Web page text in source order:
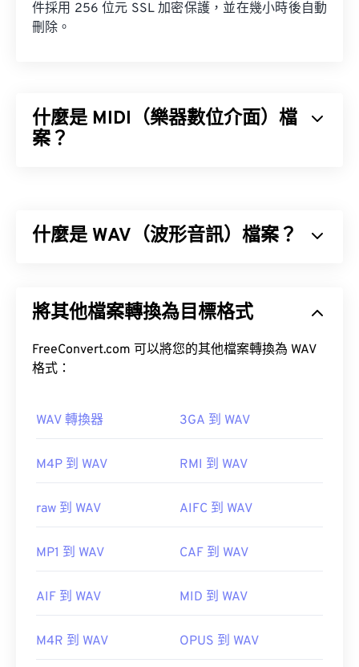
件採用 256 位元 SSL 加密保護，並在幾小時後自動
刪除。
什麼是 MIDI（樂器數位介面）檔
案？
目的是在應用程式、軟體和硬體之間共享音樂資訊
如何開啟 MIDI 檔案？
開啟 MIDI 檔案的最佳程式是Awave Studio和
Audacity
開源
Windows Media Player
Karaoke Player
開發者：
實用連結：
什麼是 WAV（波形音訊）檔案？
格式 (RIFF)進行迭代的成果。 WAV 檔案比
和
消費級設備上使用。
UltraMixer
將其他檔案轉換為目標格式
FreeConvert.com 可以將您的其他檔案轉換為 WAV
格式：
WAV 轉換器 3GA 到 WAV
M4P 到 WAV RMI 到 WAV
raw 到 WAV AIFC 到 WAV
MP1 到 WAV CAF 到 WAV
AIF 到 WAV MID 到 WAV
M4R 到 WAV OPUS 到 WAV